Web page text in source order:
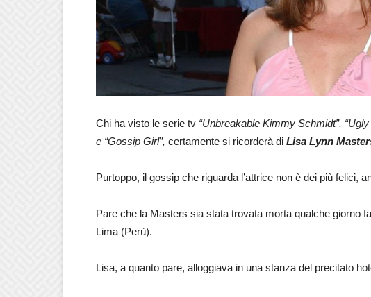
Chi ha visto le serie tv “Unbreakable Kimmy Schmidt”,
e “Gossip Girl”, certamente si ricorderà di Lisa Lynn
Purtoppo, il gossip che riguarda l’attrice non è dei più felici,
Pare che la Masters sia stata trovata morta qualche giorno
Lima (Perù).
Lisa, a quanto pare, alloggiava in una stanza del precitato